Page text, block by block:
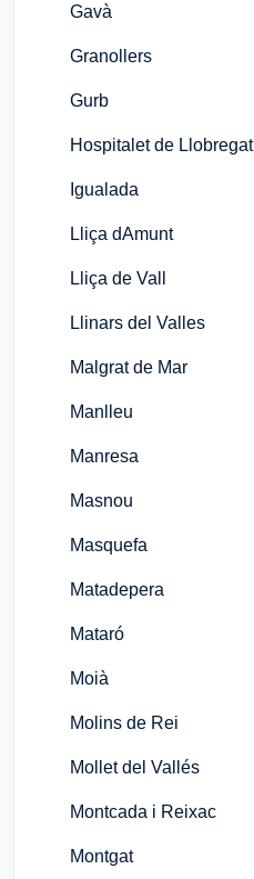
Gavà
Granollers
Gurb
Hospitalet de Llobregat
Igualada
Lliça dAmunt
Lliça de Vall
Llinars del Valles
Malgrat de Mar
Manlleu
Manresa
Masnou
Masquefa
Matadepera
Mataró
Moià
Molins de Rei
Mollet del Vallés
Montcada i Reixac
Montgat